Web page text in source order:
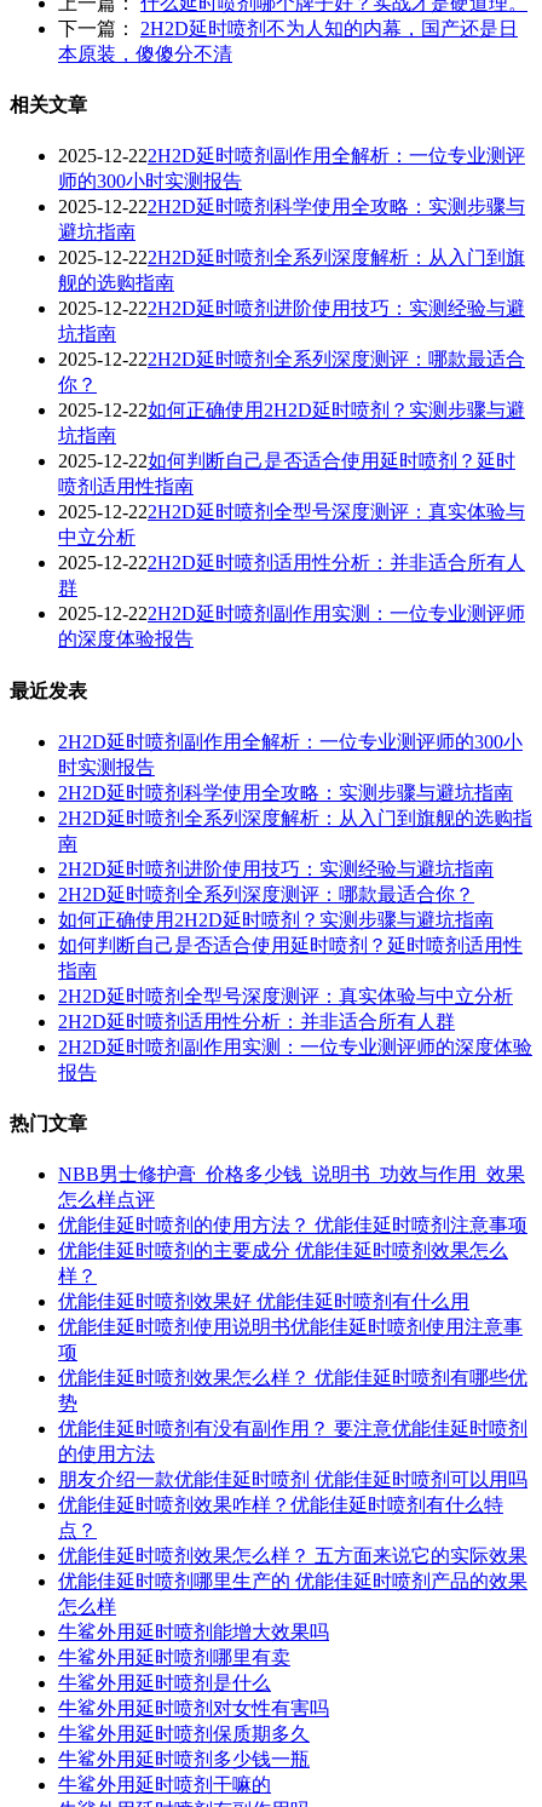
下一篇： 2H2D延时喷剂不为人知的内幕，国产还是日
本原装，傻傻分不清
相关文章
2025-12-222H2D延时喷剂副作用全解析：一位专业测评
师的300小时实测报告
2025-12-222H2D延时喷剂科学使用全攻略：实测步骤与
避坑指南
2025-12-222H2D延时喷剂全系列深度解析：从入门到旗
舰的选购指南
2025-12-222H2D延时喷剂进阶使用技巧：实测经验与避
坑指南
2025-12-222H2D延时喷剂全系列深度测评：哪款最适合
你？
2025-12-22如何正确使用2H2D延时喷剂？实测步骤与避
坑指南
2025-12-22如何判断自己是否适合使用延时喷剂？延时
喷剂适用性指南
2025-12-222H2D延时喷剂全型号深度测评：真实体验与
中立分析
2025-12-222H2D延时喷剂适用性分析：并非适合所有人
群
2025-12-222H2D延时喷剂副作用实测：一位专业测评师
的深度体验报告
最近发表
2H2D延时喷剂副作用全解析：一位专业测评师的300小
时实测报告
2H2D延时喷剂科学使用全攻略：实测步骤与避坑指南
2H2D延时喷剂全系列深度解析：从入门到旗舰的选购指
南
2H2D延时喷剂进阶使用技巧：实测经验与避坑指南
2H2D延时喷剂全系列深度测评：哪款最适合你？
如何正确使用2H2D延时喷剂？实测步骤与避坑指南
如何判断自己是否适合使用延时喷剂？延时喷剂适用性
指南
2H2D延时喷剂全型号深度测评：真实体验与中立分析
2H2D延时喷剂适用性分析：并非适合所有人群
2H2D延时喷剂副作用实测：一位专业测评师的深度体验
报告
热门文章
NBB男士修护膏_价格多少钱_说明书_功效与作用_效果
怎么样点评
优能佳延时喷剂的使用方法？ 优能佳延时喷剂注意事项
优能佳延时喷剂的主要成分 优能佳延时喷剂效果怎么
样？
优能佳延时喷剂效果好 优能佳延时喷剂有什么用
优能佳延时喷剂使用说明书优能佳延时喷剂使用注意事
项
优能佳延时喷剂效果怎么样？ 优能佳延时喷剂有哪些优
势
优能佳延时喷剂有没有副作用？ 要注意优能佳延时喷剂
的使用方法
朋友介绍一款优能佳延时喷剂 优能佳延时喷剂可以用吗
优能佳延时喷剂效果咋样？优能佳延时喷剂有什么特
点？
优能佳延时喷剂效果怎么样？ 五方面来说它的实际效果
优能佳延时喷剂哪里生产的 优能佳延时喷剂产品的效果
怎么样
牛鲨外用延时喷剂能增大效果吗
牛鲨外用延时喷剂哪里有卖
牛鲨外用延时喷剂是什么
牛鲨外用延时喷剂对女性有害吗
牛鲨外用延时喷剂保质期多久
牛鲨外用延时喷剂多少钱一瓶
牛鲨外用延时喷剂干嘛的